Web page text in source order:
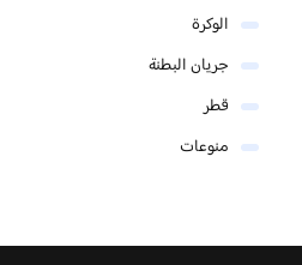
الوكرة
جريان البطنة
قطر
منوعات